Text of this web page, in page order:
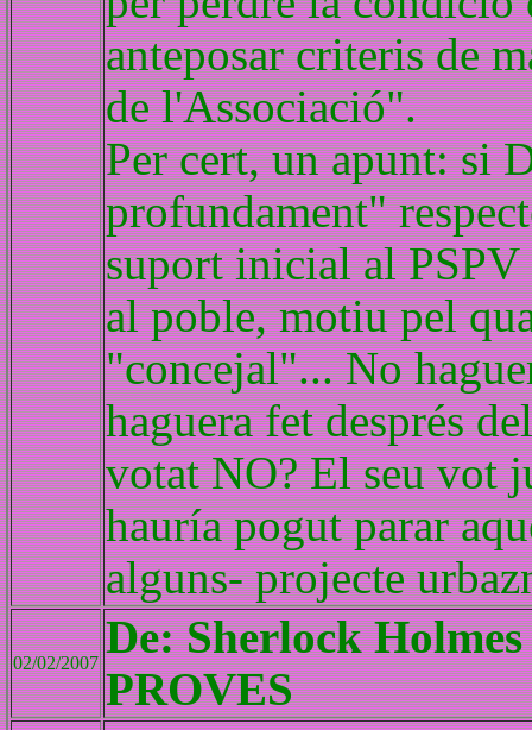
anteposar criteris de
de l'Associació".
Per cert, un apunt: si
profundament"
suport inicial al PSPV
al poble, motiu pel
"concejal"... No
haguera fet després
votat NO? El seu vot
hauría pogut parar
alguns- projecte
02/02/2007
De: Sherlock
PROVES